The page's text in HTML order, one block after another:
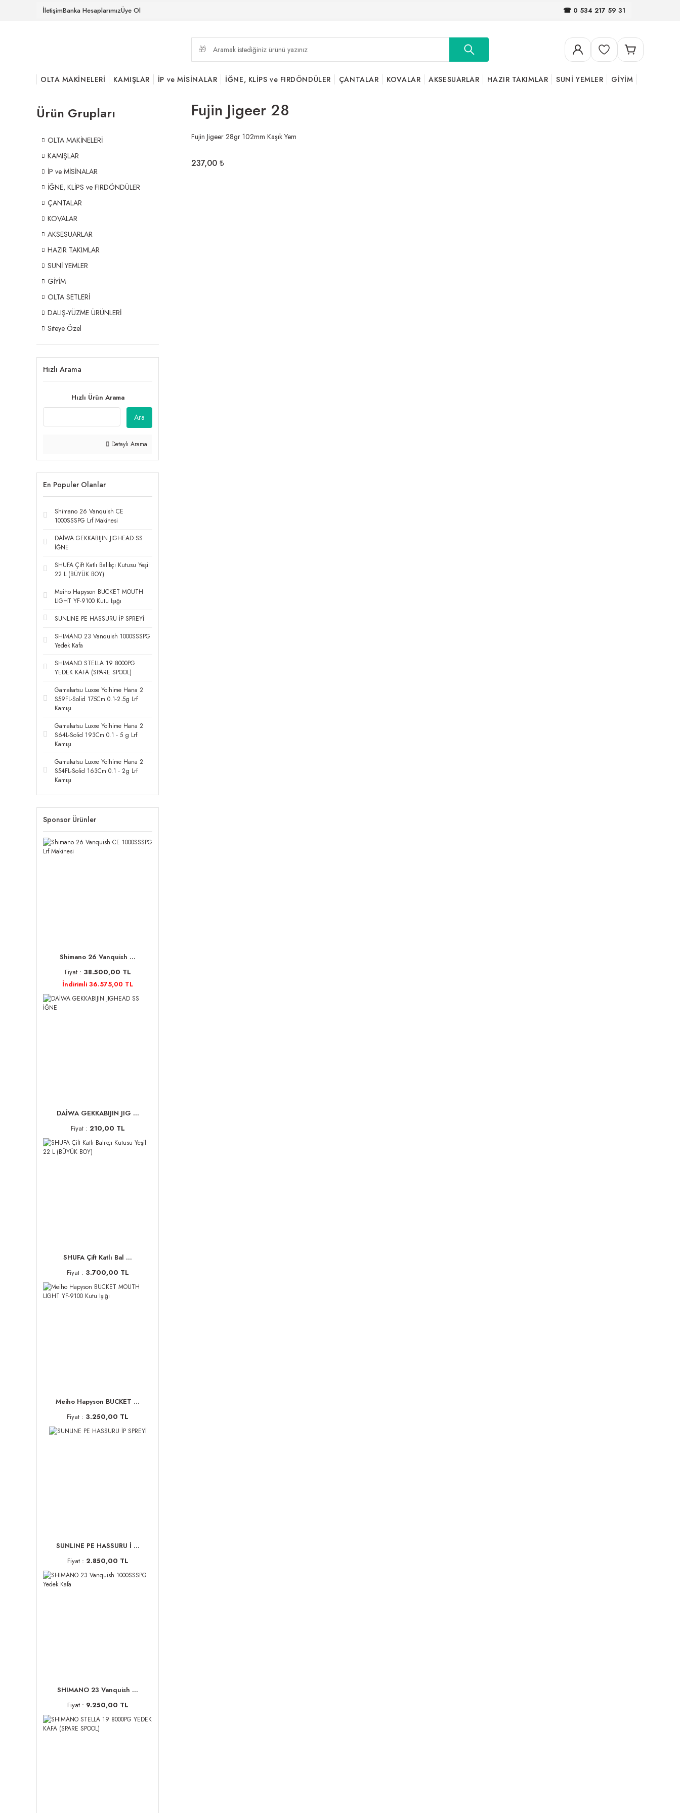
İletişimBanka HesaplarımızÜye Ol ☎ 0 534 217 59 31
OLTA MAKİNELERİ KAMIŞLAR İP ve MİSİNALAR İĞNE, KLİPS ve FIRDÖNDÜLER ÇANTALAR KOVALAR AKSESUARLAR HAZIR TAKIMLAR SUNİ YEMLER GİYİM
Ürün Grupları
OLTA MAKİNELERİ
KAMIŞLAR
İP ve MİSİNALAR
İĞNE, KLİPS ve FIRDÖNDÜLER
ÇANTALAR
KOVALAR
AKSESUARLAR
HAZIR TAKIMLAR
SUNİ YEMLER
GİYİM
OLTA SETLERİ
DALIŞ-YÜZME ÜRÜNLERİ
Siteye Özel
Hızlı Arama
Hızlı Ürün Arama
Ara
Detaylı Arama
En Populer Olanlar
Shimano 26 Vanquish CE
1000SSSPG Lrf Makinesi
DAİWA GEKKABIJIN JIGHEAD SS
İĞNE
SHUFA Çift Katlı Balıkçı Kutusu Yeşil
22 L (BÜYÜK BOY)
Meiho Hapyson BUCKET MOUTH
LIGHT YF-9100 Kutu Işığı
SUNLINE PE HASSURU İP SPREYİ
SHIMANO 23 Vanquish 1000SSSPG
Yedek Kafa
SHIMANO STELLA 19 8000PG
YEDEK KAFA (SPARE SPOOL)
Gamakatsu Luxxe Yoihime Hana 2
S59FL-Solid 175Cm 0.1-2.5g Lrf
Kamışı
Gamakatsu Luxxe Yoihime Hana 2
S64L-Solid 193Cm 0.1 - 5 g Lrf
Kamışı
Gamakatsu Luxxe Yoihime Hana 2
S54FL-Solid 163Cm 0.1 - 2g Lrf
Kamışı
Sponsor Ürünler
Shimano 26 Vanquish ...
Fiyat : 38.500,00 TL
İndirimli 36.575,00 TL
DAİWA GEKKABIJIN JIG ...
Fiyat : 210,00 TL
SHUFA Çift Katlı Bal ...
Fiyat : 3.700,00 TL
Meiho Hapyson BUCKET ...
Fiyat : 3.250,00 TL
SUNLINE PE HASSURU İ ...
Fiyat : 2.850,00 TL
SHIMANO 23 Vanquish ...
Fiyat : 9.250,00 TL
Fujin Jigeer 28
Fujin Jigeer 28gr 102mm Kaşık Yem
237,00 ₺